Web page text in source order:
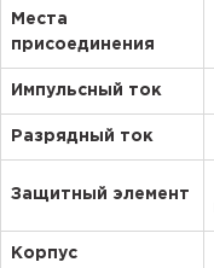
Места
присоединения
Импульсный ток
Разрядный ток
Защитный элемент
Корпус